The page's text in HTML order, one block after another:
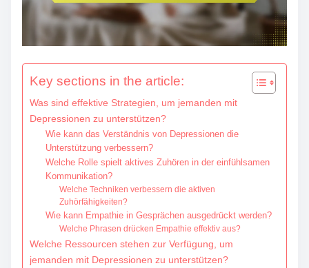
Key sections in the article:
Was sind effektive Strategien, um jemanden mit
Depressionen zu unterstützen?
Wie kann das Verständnis von Depressionen die
Unterstützung verbessern?
Welche Rolle spielt aktives Zuhören in der einfühlsamen
Kommunikation?
Welche Techniken verbessern die aktiven
Zuhörfähigkeiten?
Wie kann Empathie in Gesprächen ausgedrückt werden?
Welche Phrasen drücken Empathie effektiv aus?
Welche Ressourcen stehen zur Verfügung, um
jemanden mit Depressionen zu unterstützen?